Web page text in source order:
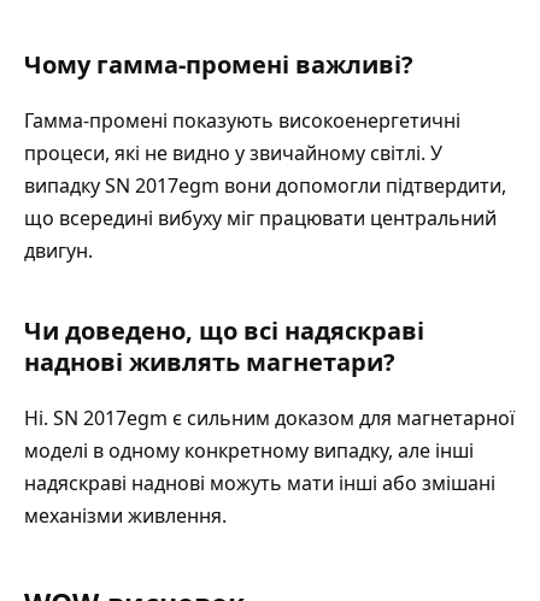
Чому гамма-промені важливі?
Гамма-промені показують високоенергетичні
процеси, які не видно у звичайному світлі. У
випадку SN 2017egm вони допомогли підтвердити,
що всередині вибуху міг працювати центральний
двигун.
Чи доведено, що всі надяскраві
наднові живлять магнетари?
Ні. SN 2017egm є сильним доказом для магнетарної
моделі в одному конкретному випадку, але інші
надяскраві наднові можуть мати інші або змішані
механізми живлення.